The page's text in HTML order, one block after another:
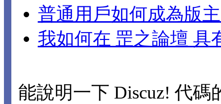
普通用戶如何成為版
我如何在 罡之論壇 具
能說明一下 Discuz! 代碼